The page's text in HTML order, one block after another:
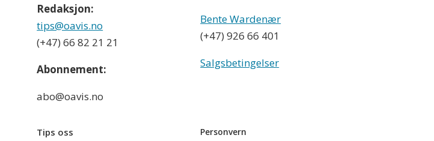
Redaksjon:
tips@oavis.no
(+47) 66 82 21 21
Abonnement:
abo@oavis.no
Bente Wardenær
(+47) 926 66 401
Salgsbetingelser
Tips oss Personvern